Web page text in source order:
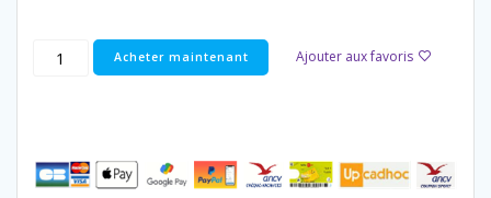
quantité
de
Acheter maintenant Ajouter aux favoris